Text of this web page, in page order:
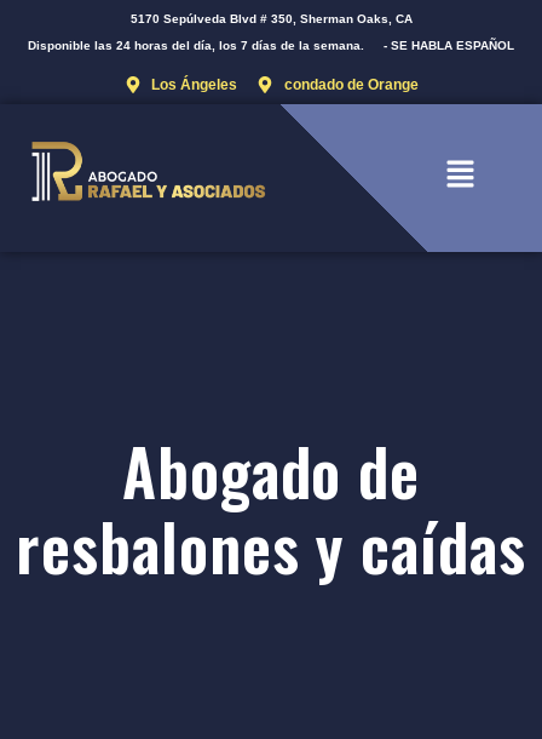
5170 Sepúlveda Blvd # 350, Sherman Oaks, CA
Disponible las 24 horas del día, los 7 días de la semana.
- SE HABLA ESPAÑOL
Los Ángeles condado de Orange
Abogado de
resbalones y caídas